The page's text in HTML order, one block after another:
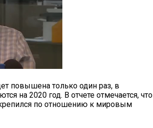
повышена только один раз, в
на 2020 год. В отчете отмечается, что
по отношению к мировым